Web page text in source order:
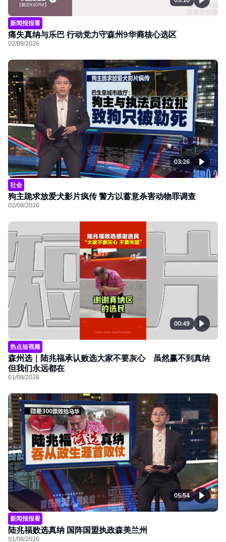
新闻报报看
痛失真纳与乐巴 行动党力守森州9华裔核心选区
02/08/2026
03:26
社会
狗主跪求放爱犬影片疯传 警方以蓄意杀害动物罪调查
02/08/2026
00:49
热点短视频
森州选｜陆兆福承认败选大家不要灰心 虽然赢不到真纳
但我们永远都在
01/08/2026
05:54
新闻报报看
陆兆福败选真纳 国阵国盟执政森美兰州
01/08/2026